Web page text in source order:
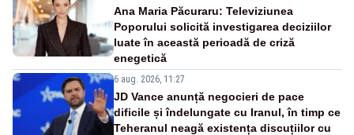
Ana Maria Păcuraru: Televiziunea
Poporului solicită investigarea deciziilor
luate în această perioadă de criză
enegetică
6 aug. 2026, 11:27
JD Vance anunță negocieri de pace
dificile și îndelungate cu Iranul, în timp ce
Teheranul neagă existența discuțiilor cu